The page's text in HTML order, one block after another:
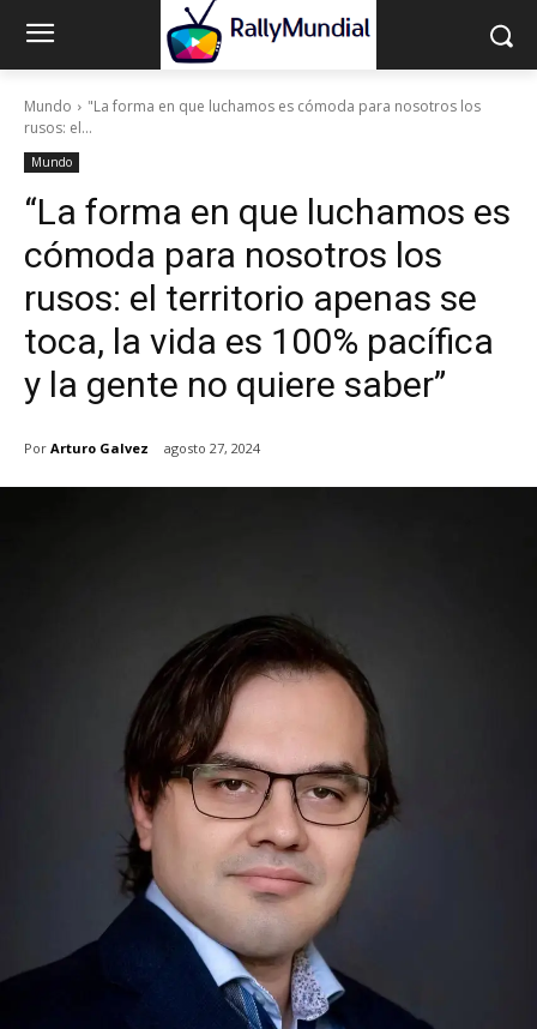
Mundo
"La forma en que luchamos es cómoda para nosotros los
rusos: el...
Mundo
“La forma en que luchamos es
cómoda para nosotros los
rusos: el territorio apenas se
toca, la vida es 100% pacífica
y la gente no quiere saber”
Por Arturo Galvez agosto 27, 2024